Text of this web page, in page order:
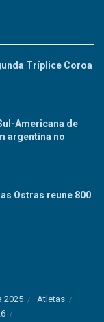
Tríplice Coroa
Americana de
argentina no
Ostras reune 800
2025
Atletas